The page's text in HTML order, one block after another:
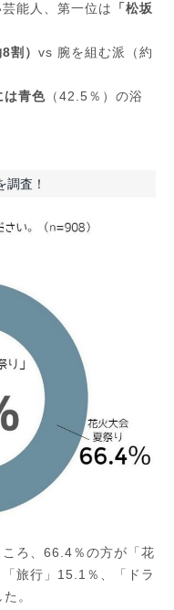
能人、第一位は
「松坂
割） vs 腕を組む派（約
は青色 （42.5％）の浴
査！
ろ、66.4％の方が「花
旅行」15.1％、「ドラ
。